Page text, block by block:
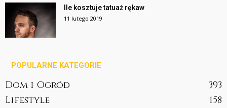
Ile kosztuje tatuaż rękaw
11 lutego 2019
POPULARNE KATEGORIE
Dom i Ogród
393
Lifestyle
158